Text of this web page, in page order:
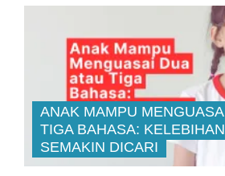
ANAK MAMPU
TIGA BAHASA:
SEMAKIN DICARI